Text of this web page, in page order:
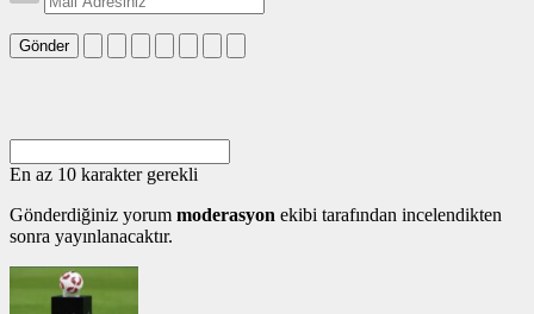
Gönder
En az 10 karakter gerekli
Gönderdiğiniz yorum moderasyon ekibi tarafından incelendikten
sonra yayınlanacaktır.